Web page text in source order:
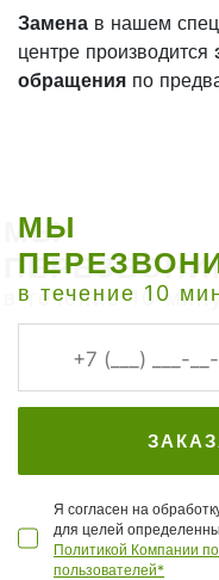
Замена в нашем
центре производится
обращения по
МЫ
в течение 10
Я согласен на
для целей
Политикой Компании
пользователей*